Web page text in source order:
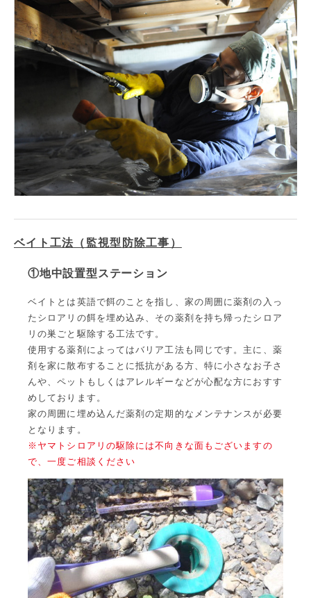
ベイト工法（監視型防除工事）
①地中設置型ステーション
ベイトとは英語で餌のことを指し、家の周囲に薬剤の入っ
たシロアリの餌を埋め込み、その薬剤を持ち帰ったシロア
リの巣ごと駆除する工法です。
使用する薬剤によってはバリア工法も同じです。主に、薬
剤を家に散布することに抵抗がある方、特に小さなお子さ
んや、ペットもしくはアレルギーなどが心配な方におすす
めしております。
家の周囲に埋め込んだ薬剤の定期的なメンテナンスが必要
となります。
※ヤマトシロアリの駆除には不向きな面もございますの
で、一度ご相談ください